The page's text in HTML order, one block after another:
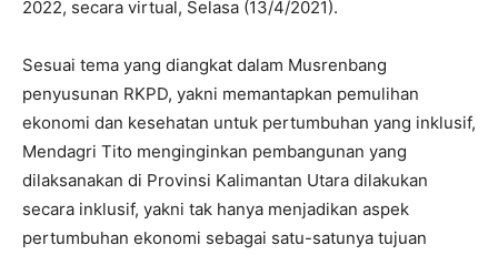
2022, secara virtual, Selasa (13/4/2021).
Sesuai tema yang diangkat dalam Musrenbang
penyusunan RKPD, yakni memantapkan pemulihan
ekonomi dan kesehatan untuk pertumbuhan yang inklusif,
Mendagri Tito menginginkan pembangunan yang
dilaksanakan di Provinsi Kalimantan Utara dilakukan
secara inklusif, yakni tak hanya menjadikan aspek
pertumbuhan ekonomi sebagai satu-satunya tujuan